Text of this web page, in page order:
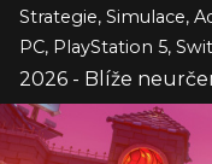
Strategie, Simulace,
PC, PlayStation 5,
2026 - Blíže